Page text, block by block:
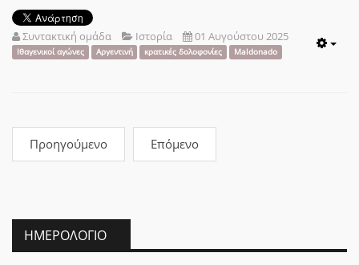
Συντακτική ομάδα Ιστορία 01 Αυγούστου 2025
Ιθαγενικοί αγώνες Αργεντινή κρατικές δολοφονίες Maldonado
Προηγούμενο Επόμενο
ΗΜΕΡΟΛΌΓΙΟ